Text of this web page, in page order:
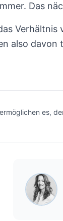
Das
also
es,